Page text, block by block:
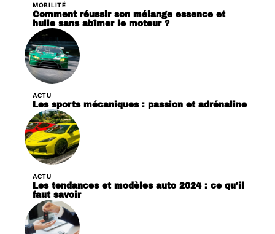
MOBILITÉ
Comment réussir son mélange essence et
huile sans abîmer le moteur ?
ACTU
Les sports mécaniques : passion et adrénaline
ACTU
Les tendances et modèles auto 2024 : ce qu’il
faut savoir